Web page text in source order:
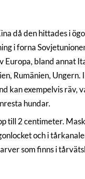
då den hittades i
i forna
Europa, bland annat
Rumänien, Ungern.
kan exempelvis räv,
hundar.
till 2 centimeter.
och i
som finns i